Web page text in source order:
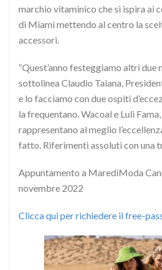
marchio vitaminico che si ispira ai
di Miami mettendo al centro la
accessori.
“Quest’anno festeggiamo altri due
sottolinea Claudio Taiana,
e lo facciamo con due ospiti
la frequentano. Wacoal e Luli
rappresentano al meglio
fatto. Riferimenti assoluti con una
Appuntamento a MarediModa
novembre 2022
Clicca qui per richiedere il free-